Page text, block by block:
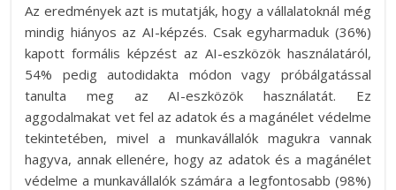
Az eredmények azt is mutatják, hogy a vállalatoknál még
mindig hiányos az AI-képzés. Csak egyharmaduk (36%)
kapott formális képzést az AI-eszközök használatáról,
54% pedig autodidakta módon vagy próbálgatással
tanulta meg az AI-eszközök használatát. Ez
aggodalmakat vet fel az adatok és a magánélet védelme
tekintetében, mivel a munkavállalók magukra vannak
hagyva, annak ellenére, hogy az adatok és a magánélet
védelme a munkavállalók számára a legfontosabb (98%)